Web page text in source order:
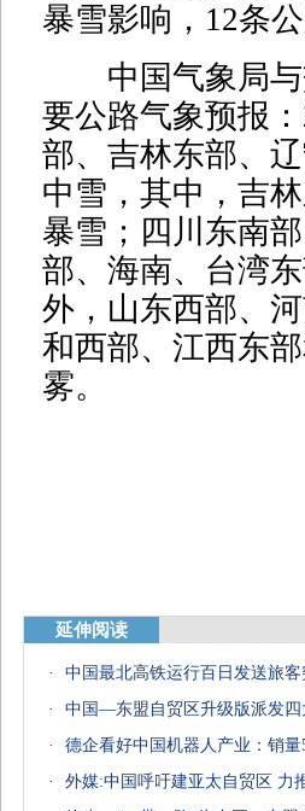
暴雪影响，12条
中国气象局与
要公路气象预报
部、吉林东部、
中雪，其中，吉
暴雪；四川东南
部、海南、台湾
外，山东西部、
和西部、江西东
雾。
延伸阅读
·
中国最北高铁运行百日发送旅客
·
中国—东盟自贸区升级版派发四
·
德企看好中国机器人产业：销
·
外媒:中国呼吁建亚太自贸区 力